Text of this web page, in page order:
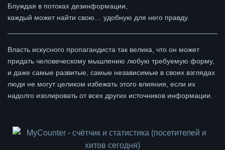
Блуждая в потоках дезинформации,
каждый может найти свою… удобную для него правду.
Власть искусного пропагандиста так велика, что он может
придать человеческому мышлению любую требуемую форму,
и даже самые развитые, самые независимые в своих взглядах
люди не могут целиком избежать этого влияния, если их
надолго изолировать от всех других источников информации.